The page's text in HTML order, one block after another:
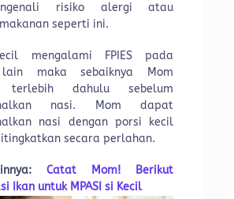
risiko alergi atau
seperti ini.
mengalami FPIES pada
lain maka sebaiknya Mom
terlebih dahulu sebelum
nasi. Mom dapat
nasi dengan porsi kecil
secara perlahan.
Catat Mom! Berikut
Ikan untuk MPASI si Kecil